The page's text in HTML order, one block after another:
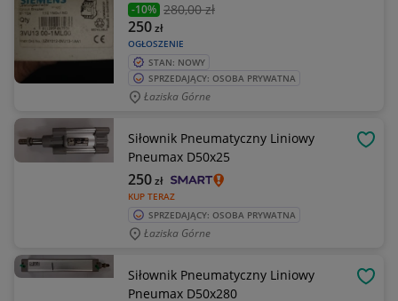
-10% 280,00 zł
OGŁOSZENIE
250zł
STAN: NOWY
SPRZEDAJĄCY: OSOBA PRYWATNA
Łaziska Górne
Siłownik Pneumatyczny Liniowy
Pneumax D50x25
KUP TERAZ
250zł
SPRZEDAJĄCY: OSOBA PRYWATNA
Łaziska Górne
Siłownik Pneumatyczny Liniowy
Pneumax D50x280